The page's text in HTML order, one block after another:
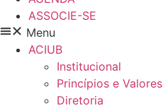
ASSOCIE-SE
Menu
ACIUB
Institucional
Princípios e Valores​
Diretoria